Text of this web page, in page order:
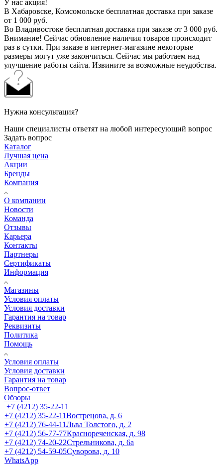
У нас акция!
В Хабаровске, Комсомольске бесплатная доставка при заказе
от 1 000 руб.
Во Владивостоке бесплатная доставка при заказе от 3 000 руб.
Внимание! Сейчас обновление наличия товаров происходит
раз в сутки. При заказе в интернет-магазине некоторые
размеры могут уже закончиться. Сейчас мы работаем над
улучшение работы сайта. Извините за возможные неудобства.
Нужна консультация?
Наши специалисты ответят на любой интересующий вопрос
Задать вопрос
Каталог
Лучшая цена
Акции
Бренды
Компания
О компании
Новости
Команда
Отзывы
Карьера
Контакты
Партнеры
Сертификаты
Информация
Магазины
Условия оплаты
Условия доставки
Гарантия на товар
Реквизиты
Политика
Помощь
Условия оплаты
Условия доставки
Гарантия на товар
Вопрос-ответ
Обзоры
+7 (4212) 35-22-11
+7 (4212) 35-22-11Вострецова, д. 6
+7 (4212) 76-44-11Льва Толстого, д. 2
+7 (4212) 56-77-77Краснореченская, д. 98
+7 (4212) 74-20-22Стрельникова, д. 6а
+7 (4212) 54-59-05Суворова, д. 10
WhatsApp